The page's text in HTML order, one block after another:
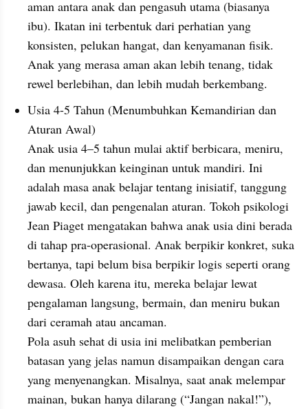
aman antara anak dan pengasuh utama (biasanya
ibu). Ikatan ini terbentuk dari perhatian yang
konsisten, pelukan hangat, dan kenyamanan fisik.
Anak yang merasa aman akan lebih tenang, tidak
rewel berlebihan, dan lebih mudah berkembang.
Usia 4-5 Tahun (Menumbuhkan Kemandirian dan
Aturan Awal)
Anak usia 4–5 tahun mulai aktif berbicara, meniru,
dan menunjukkan keinginan untuk mandiri. Ini
adalah masa anak belajar tentang inisiatif, tanggung
jawab kecil, dan pengenalan aturan. Tokoh psikologi
Jean Piaget mengatakan bahwa anak usia dini berada
di tahap pra-operasional. Anak berpikir konkret, suka
bertanya, tapi belum bisa berpikir logis seperti orang
dewasa. Oleh karena itu, mereka belajar lewat
pengalaman langsung, bermain, dan meniru bukan
dari ceramah atau ancaman.
Pola asuh sehat di usia ini melibatkan pemberian
batasan yang jelas namun disampaikan dengan cara
yang menyenangkan. Misalnya, saat anak melempar
mainan, bukan hanya dilarang (“Jangan nakal!”),